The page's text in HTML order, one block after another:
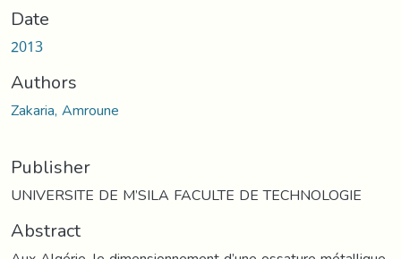
Date
2013
Authors
Zakaria, Amroune
Publisher
UNIVERSITE DE M’SILA FACULTE DE TECHNOLOGIE
Abstract